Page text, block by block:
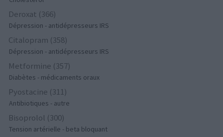
Deroxat (366)
Dépression - antidépresseurs IRS
Citalopram (358)
Dépression - antidépresseurs IRS
Metformine (357)
Diabètes - médicaments oraux
Pyostacine (311)
Antibiotiques - autre
Bisoprolol (300)
Tension artérielle - beta bloquant